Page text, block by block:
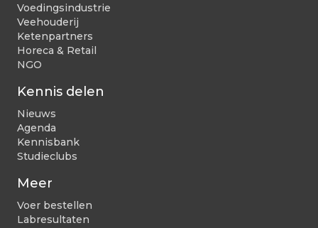
Voedingsindustrie
Veehouderij
Ketenpartners
Horeca & Retail
NGO
Kennis delen
Nieuws
Agenda
Kennisbank
Studieclubs
Meer
Voer bestellen
Labresultaten